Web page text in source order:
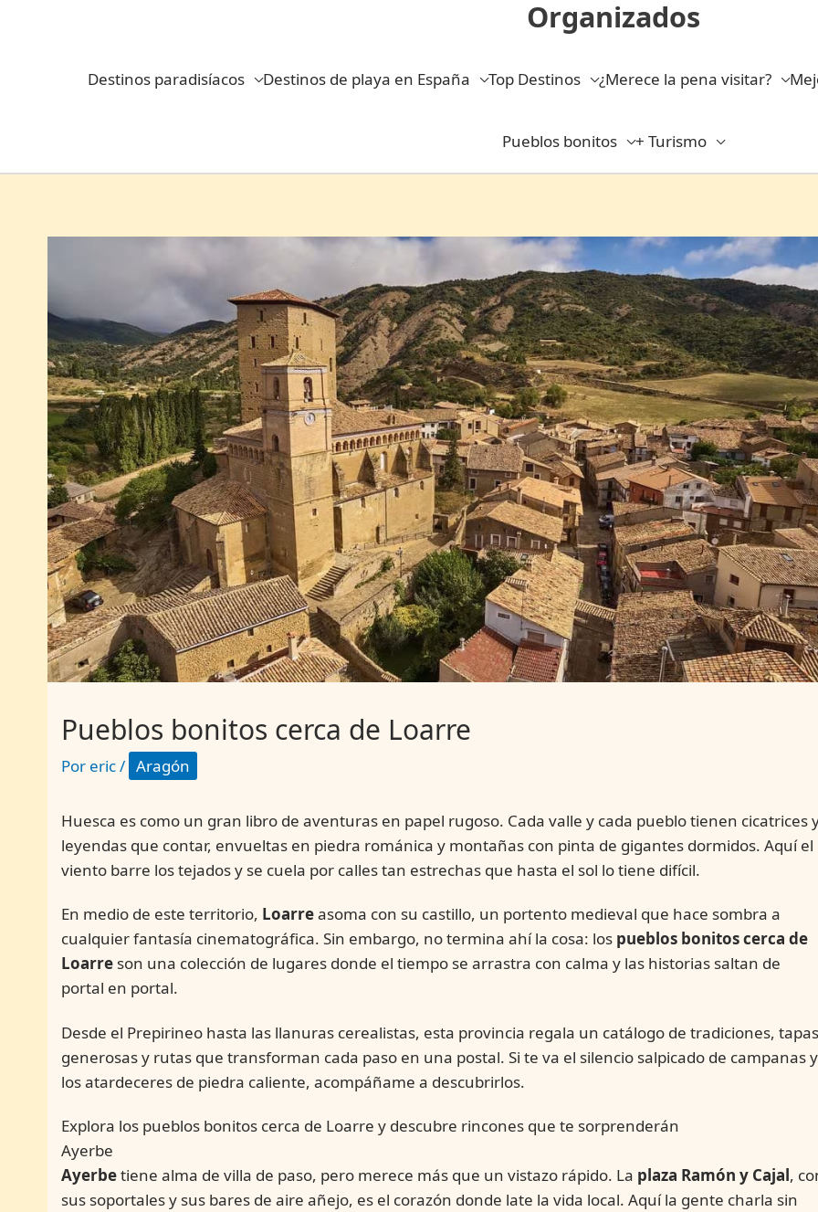
Organizados
Destinos paradisíacos Destinos de playa en España Top Destinos ¿Merece la pena visitar?
Pueblos bonitos + Turismo
Pueblos bonitos cerca de Loarre
Por eric/ Aragón
Huesca es como un gran libro de aventuras en papel rugoso. Cada valle y cada pueblo tienen cicatrices
leyendas que contar, envueltas en piedra románica y montañas con pinta de gigantes dormidos. Aquí el
viento barre los tejados y se cuela por calles tan estrechas que hasta el sol lo tiene difícil.
En medio de este territorio, Loarreasoma con su castillo, un portento medieval que hace sombra a
cualquier fantasía cinematográfica. Sin embargo, no termina ahí la cosa: los pueblos bonitos cerca de
Loarre son una colección de lugares donde el tiempo se arrastra con calma y las historias saltan de
portal en portal.
Desde el Prepirineo hasta las llanuras cerealistas, esta provincia regala un catálogo de tradiciones, tapas
generosas y rutas que transforman cada paso en una postal. Si te va el silencio salpicado de campanas y
los atardeceres de piedra caliente, acompáñame a descubrirlos.
Explora los pueblos bonitos cerca de Loarre y descubre rincones que te sorprenderán
Ayerbe
Ayerbetiene alma de villa de paso, pero merece más que un vistazo rápido. La plaza Ramón y Cajal,
sus soportales y sus bares de aire añejo, es el corazón donde late la vida local. Aquí la gente charla sin